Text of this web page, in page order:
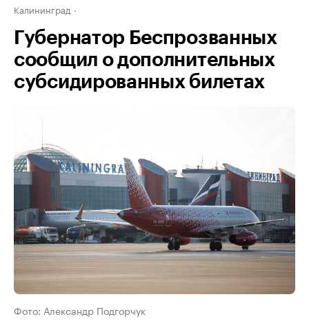
Калининград
Губернатор Беспрозванных
сообщил о дополнительных
субсидированных билетах
Фото: Александр Подгорчук